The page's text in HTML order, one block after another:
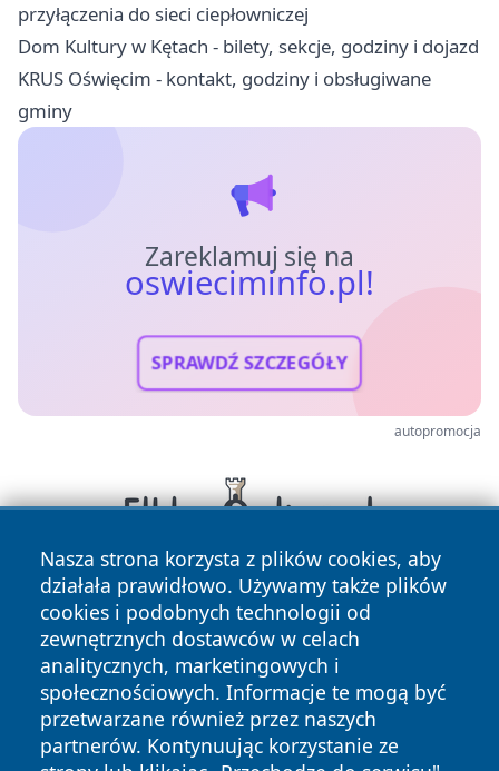
przyłączenia do sieci ciepłowniczej
Dom Kultury w Kętach - bilety, sekcje, godziny i dojazd
KRUS Oświęcim - kontakt, godziny i obsługiwane
gminy
Zareklamuj się na
oswieciminfo.pl!
SPRAWDŹ SZCZEGÓŁY
autopromocja
Nasza strona korzysta z plików cookies, aby
działała prawidłowo. Używamy także plików
cookies i podobnych technologii od
zewnętrznych dostawców w celach
analitycznych, marketingowych i
społecznościowych. Informacje te mogą być
przetwarzane również przez naszych
partnerów. Kontynuując korzystanie ze
Copyright © 2026 oswieciminfo.pl Wszystkie prawa
zastrzeżone.